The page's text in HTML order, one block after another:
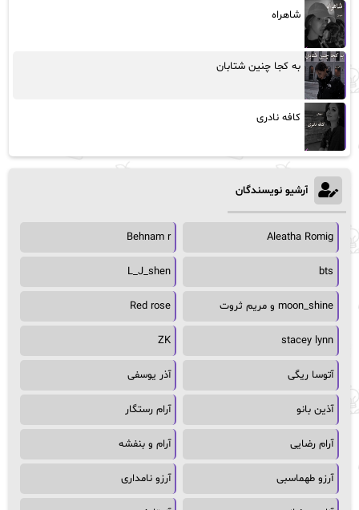
شاهراه
به کجا چنین شتابان
کافه نادری
آرشیو نویسندگان
Aleatha Romig
Behnam r
bts
L_J_shen
moon_shine و مریم ثروت Red rose
stacey lynn
ZK
آتوسا ریگی آذر یوسفی
آذین بانو آرام رستگار
آرام رضایی آرام و بنفشه
آرزو طهماسبی آرزو نامداری